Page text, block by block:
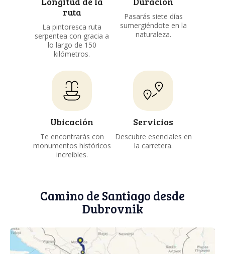
ruta
La pintoresca ruta
serpentea con gracia a
lo largo de 150
kilómetros.
Pasarás siete días
sumergiéndote en la
naturaleza.
Ubicación
Te encontrarás con
monumentos históricos
increíbles.
Servicios
Descubre esenciales en
la carretera.
Camino de Santiago desde
Dubrovnik